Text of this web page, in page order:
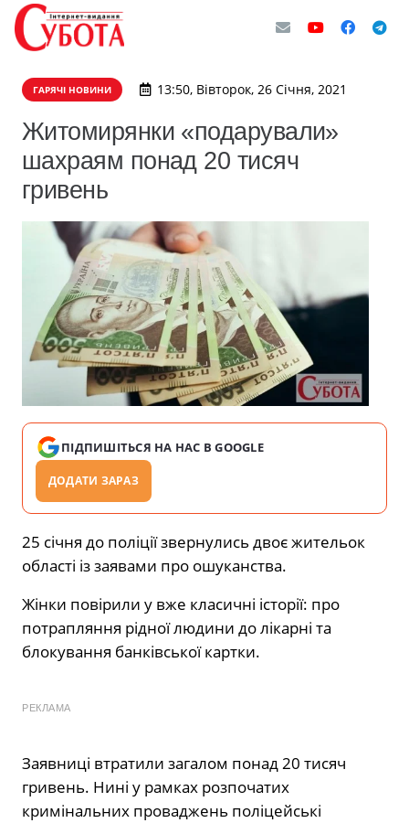
ГАРЯЧІ НОВИНИ 13:50, Вівторок, 26 Січня, 2021
Житомирянки «подарували»
шахраям понад 20 тисяч
гривень
ПІДПИШІТЬСЯ НА НАС В GOOGLE
ДОДАТИ ЗАРАЗ
25 січня до поліції звернулись двоє жительок
області із заявами про ошуканства.
Жінки повірили у вже класичні історії: про
потрапляння рідної людини до лікарні та
блокування банківської картки.
РЕКЛАМА
Заявниці втратили загалом понад 20 тисяч
гривень. Нині у рамках розпочатих
кримінальних проваджень поліцейські